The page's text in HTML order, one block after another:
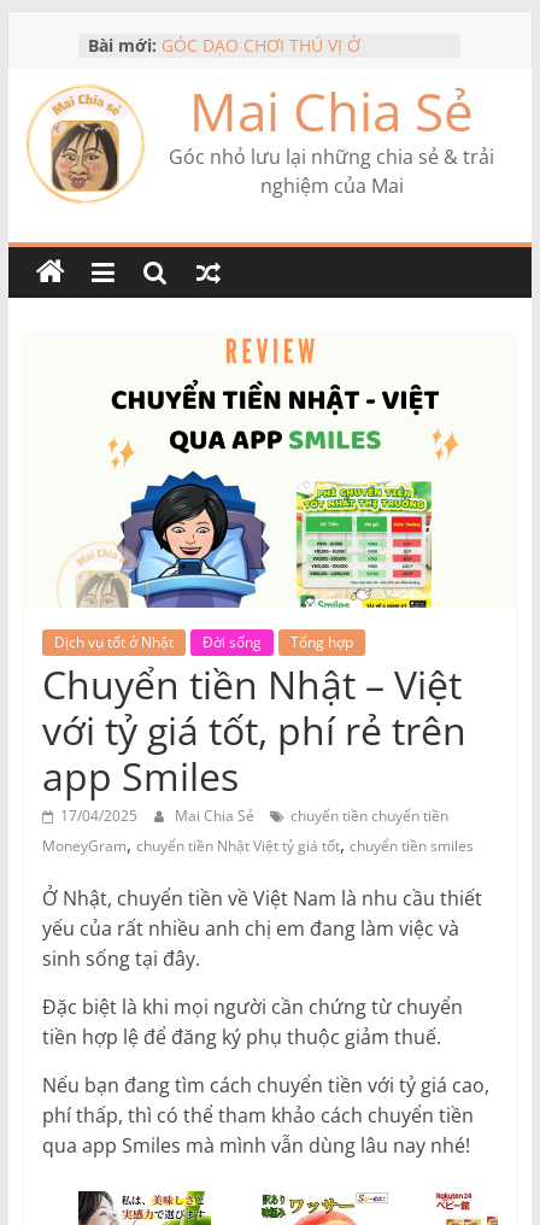
content
Bài mới: REVIEW + MÃ GIẢM 50% KHI NÂNG
GÓC DẠO CHƠI THÚ VỊ Ở
YOKOHAMA: TRÀ CHIỀU, NHÀ KIỂU
ÂU VÀ DẠO PHỐ
DU LỊCH BANGKOK 2025: TIPS ĂN
UỐNG, ĐI LẠI, MUA SẮM
REVIEW APP LUYỆN THI JLPT TỪ N5
ĐẾN N1 – DÙNG FREE VẪN RẤT ỔN!
Mai Chia Sẻ
Góc nhỏ lưu lại những chia sẻ & trải
nghiệm của Mai
Dịch vụ tốt ở Nhật Đời sống Tổng hợp
Chuyển tiền Nhật – Việt
với tỷ giá tốt, phí rẻ trên
app Smiles
17/04/2025 Mai Chia Sẻ
chuyển tiền chuyển tiền
MoneyGram, chuyển tiền Nhật Việt tỷ giá tốt, chuyển tiền smiles
Ở Nhật, chuyển tiền về Việt Nam là nhu cầu thiết
yếu của rất nhiều anh chị em đang làm việc và
sinh sống tại đây.
Đặc biệt là khi mọi người cần chứng từ chuyển
tiền hợp lệ để đăng ký phụ thuộc giảm thuế.
Nếu bạn đang tìm cách chuyển tiền với tỷ giá cao,
phí thấp, thì có thể tham khảo cách chuyển tiền
qua app Smiles mà mình vẫn dùng lâu nay nhé!